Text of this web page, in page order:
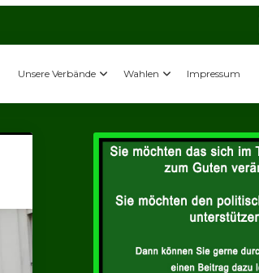
Unsere Verbände Wahlen Impressum